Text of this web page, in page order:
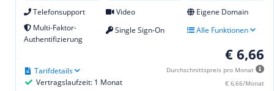
Telefonsupport Video
Eigene Domain
Multi-Faktor-
Authentifizierung
Single Sign-On Alle Funktionen
€ 6,66
Durchschnittspreis pro Monat
€ 6,66/Monat
Vertragslaufzeit: 1 Monat
Tarifdetails